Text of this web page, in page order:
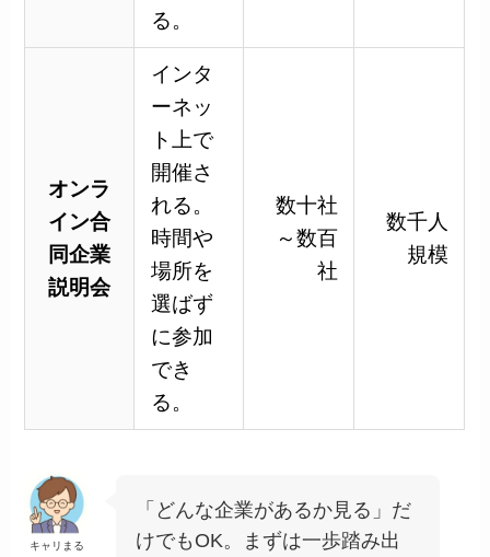
る。
オンラ
イン合
同企業
説明会
インタ
ーネッ
ト上で
開催さ
れる。
時間や
場所を
選ばず
に参加
でき
る。
数十社
～数百
社
数千人
規模
キャリまる
「どんな企業があるか見る」だ
けでもOK。まずは一歩踏み出